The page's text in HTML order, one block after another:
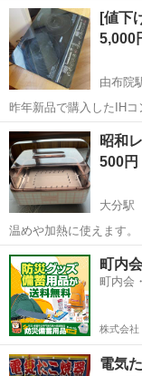
[値下
5,000
由布院
昨年新品で購入したIHコンロです。 しばらく使
ンロに切り替えたため、最近は
す。 使用感はありますが、比較
にも便利です。 工事不要
大分 由布市 由
昭和
500円
大分駅
温めや加熱に使えます。 数回の使用 ・ダイヤ
ダイヤ電気保温バスケ
大分 大分市 大分
町内
町内会
株式会社
電気